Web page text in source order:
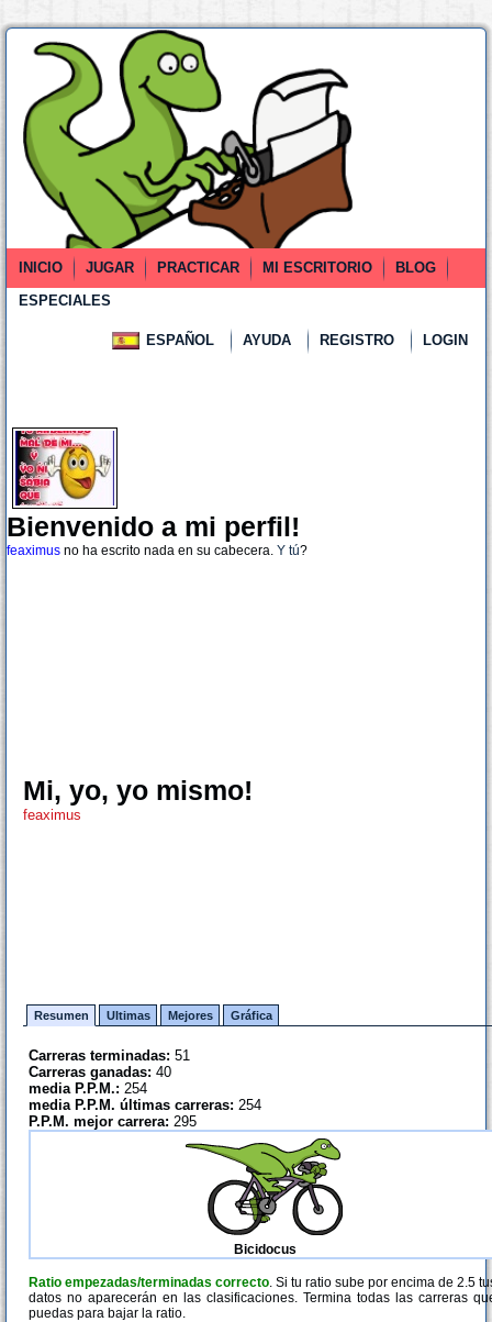
INICIO JUGAR PRACTICAR MI ESCRITORIO
BLOG
ESPECIALES
ESPAÑOL AYUDA REGISTRO LOGIN
Bienvenido a mi perfil!
feaximus no ha escrito nada en su cabecera. Y tú?
Mi, yo, yo mismo!
feaximus
Resumen Ultimas Mejores Gráfica
Carreras terminadas: 51
Carreras ganadas: 40
media P.P.M.: 254
media P.P.M. últimas carreras: 254
P.P.M. mejor carrera: 295
Bicidocus
Ratio empezadas/terminadas correcto. Si tu ratio sube por encima de 2.5
datos no aparecerán en las clasificaciones. Termina todas las carreras
puedas para bajar la ratio.